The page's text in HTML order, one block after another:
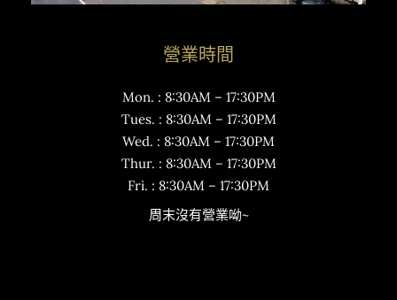
營業時間
Mon. : 8:30AM – 17:30PM
Tues. : 8:30AM – 17:30PM
Wed. : 8:30AM – 17:30PM
Thur. : 8:30AM – 17:30PM
Fri. : 8:30AM – 17:30PM
周末沒有營業呦~